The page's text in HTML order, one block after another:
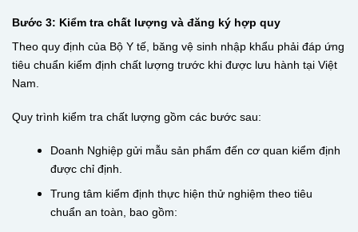
Bước 3: Kiểm tra chất lượng và đăng ký hợp quy
Theo quy định của Bộ Y tế, băng vệ sinh nhập khẩu phải đáp ứng
tiêu chuẩn kiểm định chất lượng trước khi được lưu hành tại Việt
Nam.
Quy trình kiểm tra chất lượng gồm các bước sau:
Doanh Nghiệp gửi mẫu sản phẩm đến cơ quan kiểm định
được chỉ định.
Trung tâm kiểm định thực hiện thử nghiệm theo tiêu
chuẩn an toàn, bao gồm: